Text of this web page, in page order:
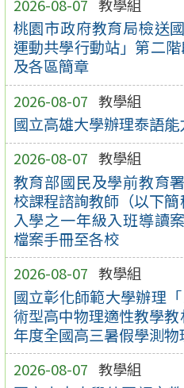
2026-08-07 教學組
桃園市政府教育局檢送
運動共學行動站」第二
及各區簡章
2026-08-07 教學組
國立高雄大學辦理泰語
2026-08-07 教學組
教育部國民及學前教育
校課程諮詢教師（以下
入學之一年級入班導讀
檔案手冊至各校
2026-08-07 教學組
國立彰化師範大學辦理
術型高中物理適性教學
年度全國高三暑假學測物
2026-08-07 教學組